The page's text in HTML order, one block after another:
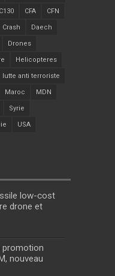
C130 CFA CFN
Crash Daech
Drones
Helicopteres
lutte anti terroriste
Maroc MDN
Syrie
USA
low-cost
drone et
promotion
nouveau